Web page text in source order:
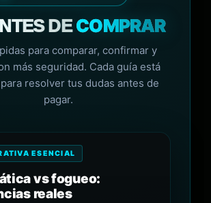
DECOMPRAR
para comparar, confirmar y
más seguridad. Cada guía está
resolver tus dudas antes de
pagar.
ESENCIAL
vs fogueo:
reales